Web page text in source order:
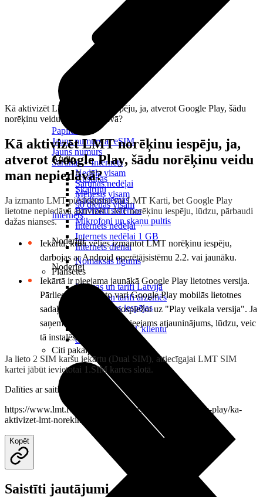
Papildināt
Jauns numurs ar eSIM
Jauns numurs
Sarunas + Internets
Nedēļa visam
Sarunas nedēļai
Mēnesis visam
90 dienas visam
Internets
Internets nedēļai
Internets nedēļai 1 GB
Internets dienai
Noderīgi
Maksas un tarifi Latvijā
Maksas un tarifi ārzemēs
LMT Kartes iespējas
Kā kļūt par LMT klientu
eSIM tehnoloģija
Citi pakalpojumi
Audio
Austiņas
Skaļruņi
Audiosistēmas
Brīvroku sistēmas
Mikrofoni un skaņu pultis
Noderīgi
Nomaksas līgums
Planšetes
Kā aktivizēt LMT norēķinu iespēju, ja, atverot Google Play, šādu
norēķinu veidu man nepiedāvā?
Kā aktivizēt LMT norēķinu iespēju, ja,
atverot Google Play, šādu norēķinu veidu
man nepiedāvā?
Ja izmanto LMT pieslēgumu vai LMT Karti, bet Google Play
lietotne nepiedāvā aktivizēt LMT norēķinu iespēju, lūdzu, pārbaudi
dažas nianses.
Iekārta, kurā vēlies izmantot LMT norēķinu iespēju,
darbojas ar Android operētājsistēmu 2.2. vai jaunāku.
Iekārtā ir pieejama jaunākā Google Play lietotnes versija.
Pārliecināties par to vari Google Play mobilās lietotnes
sadaļā "Iestatījumi", nospiežot uz "Play veikala versija". Ja
saņem paziņojumu, ka pieejams atjauninājums, lūdzu, veic
tā instalēšanu.
Ja lieto 2 SIM karšu iekārtu (Dual SIM), attiecīgajai LMT SIM
kartei jābūt ievietotai 1.SIM kartes slotā.
Dalīties ar saiti
https://www.lmt.lv/palidziba/mobilais-saturs/par-google-play/ka-
aktivizet-lmt-norekinu-iespeju
Kopēt
Saistīti jautājumi